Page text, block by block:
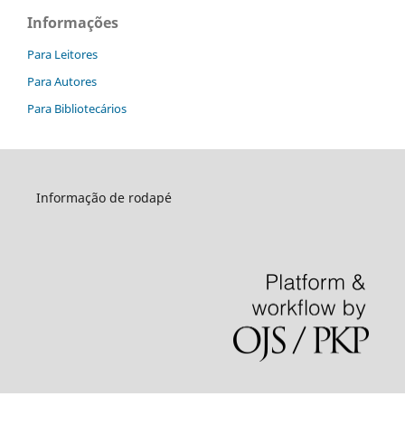
Informações
Para Leitores
Para Autores
Para Bibliotecários
Informação de rodapé